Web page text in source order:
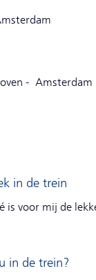
- Amsterdam
in de trein
is voor mij de
in de trein?